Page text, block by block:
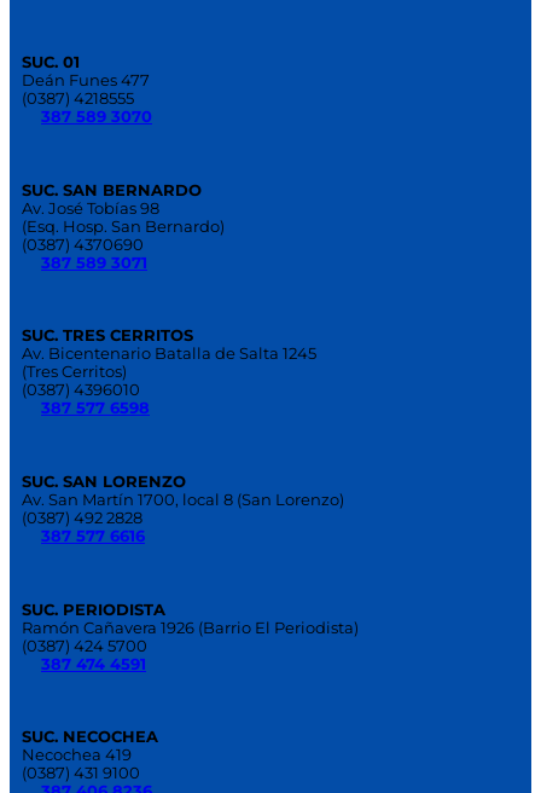
SUC. 01
Deán Funes 477
(0387) 4218555
387 589 3070
SUC. SAN BERNARDO
Av. José Tobías 98
(Esq. Hosp. San Bernardo)
(0387) 4370690
387 589 3071
SUC. TRES CERRITOS
Av. Bicentenario Batalla de Salta 1245
(Tres Cerritos)
(0387) 4396010
387 577 6598
SUC. SAN LORENZO
Av. San Martín 1700, local 8 (San Lorenzo)
(0387) 492 2828
387 577 6616
SUC. PERIODISTA
Ramón Cañavera 1926 (Barrio El Periodista)
(0387) 424 5700
387 474 4591
SUC. NECOCHEA
Necochea 419
(0387) 431 9100